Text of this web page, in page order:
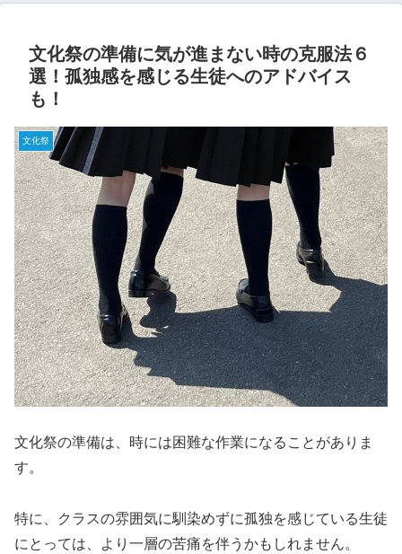
文化祭の準備に気が進まない時の克服法６
選！孤独感を感じる生徒へのアドバイス
も！
文化祭
文化祭の準備は、時には困難な作業になることがありま
す。
特に、クラスの雰囲気に馴染めずに孤独を感じている生徒
にとっては、より一層の苦痛を伴うかもしれません。